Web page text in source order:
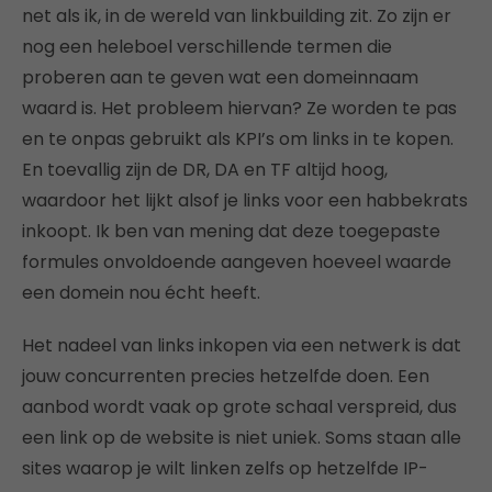
net als ik, in de wereld van linkbuilding zit. Zo zijn er
nog een heleboel verschillende termen die
proberen aan te geven wat een domeinnaam
waard is. Het probleem hiervan? Ze worden te pas
en te onpas gebruikt als KPI’s om links in te kopen.
En toevallig zijn de DR, DA en TF altijd hoog,
waardoor het lijkt alsof je links voor een habbekrats
inkoopt. Ik ben van mening dat deze toegepaste
formules onvoldoende aangeven hoeveel waarde
een domein nou écht heeft.
Het nadeel van links inkopen via een netwerk is dat
jouw concurrenten precies hetzelfde doen. Een
aanbod wordt vaak op grote schaal verspreid, dus
een link op de website is niet uniek. Soms staan alle
sites waarop je wilt linken zelfs op hetzelfde IP-